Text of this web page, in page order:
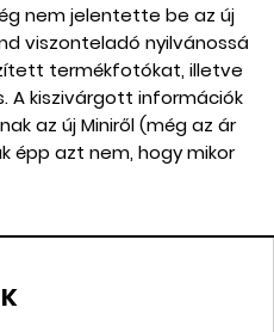
nem jelentette be az új
viszonteladó nyilvánossá
termékfotókat, illetve
A kiszivárgott információk
az új Miniről (még az ár
épp azt nem, hogy mikor